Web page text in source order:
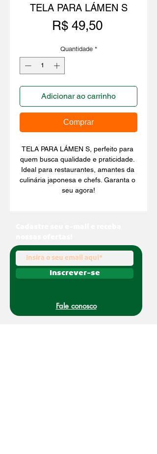
TELA PARA LÁMEN S
R$ 49,50Preço
Quantidade *
Adicionar ao carrinho
Comprar
TELA PARA LÁMEN S, perfeito para
quem busca qualidade e praticidade.
Ideal para restaurantes, amantes da
culinária japonesa e chefs. Garanta o
seu agora!
Inscrever-se
Fale conosco